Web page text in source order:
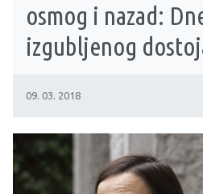
osmog i nazad:
izgubljenog
09. 03. 2018